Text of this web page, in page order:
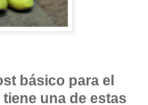
básico para el
una de estas